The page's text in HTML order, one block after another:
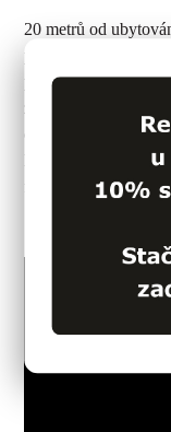
20 metrů od
poskytnou všechny
pěší vzdálenosti od
centrum, Wax
Městské divadlo,
fotografické